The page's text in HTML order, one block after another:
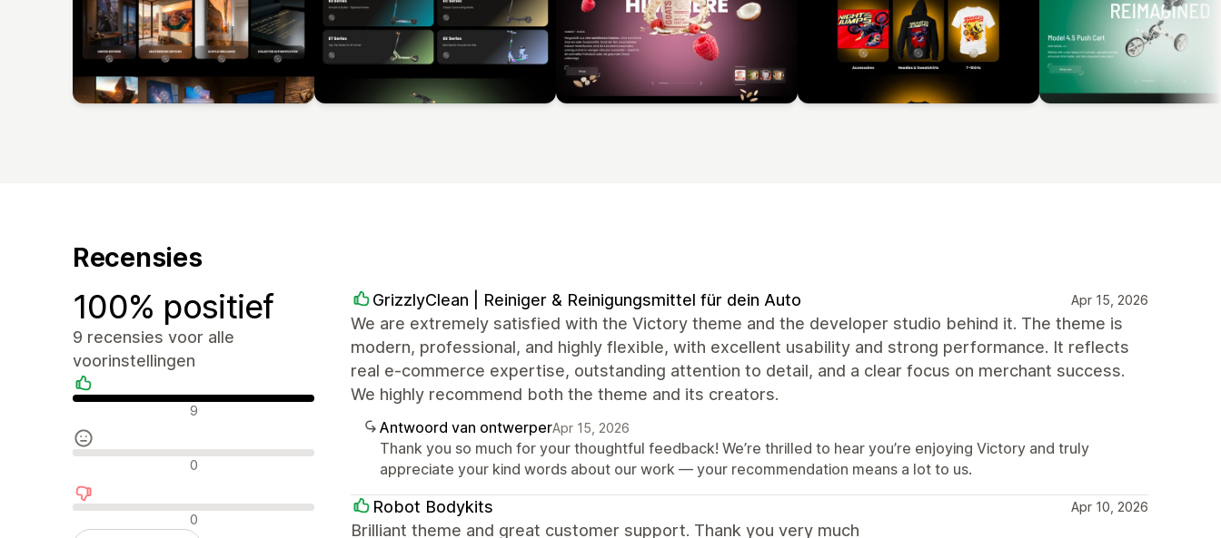
Recensies
100% positief
9 recensies voor alle
voorinstellingen
Positieve recensies
9
Neutrale recensies0
Negatieve recensies
0
GrizzlyClean | Reiniger & Reinigungsmittel für dein Auto Apr 15, 2026
We are extremely satisfied with the Victory theme and the developer studio behind it. The theme is
modern, professional, and highly flexible, with excellent usability and strong performance. It reflects
real e-commerce expertise, outstanding attention to detail, and a clear focus on merchant success.
We highly recommend both the theme and its creators.
Antwoord van ontwerperApr 15, 2026
Thank you so much for your thoughtful feedback! We’re thrilled to hear you’re enjoying Victory and truly
appreciate your kind words about our work — your recommendation means a lot to us.
Robot Bodykits Apr 10, 2026
Brilliant theme and great customer support. Thank you very much